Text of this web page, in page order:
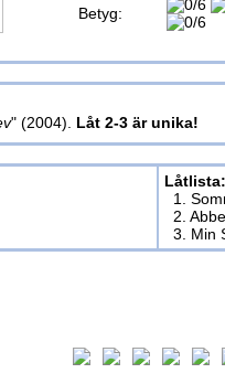
Betyg:
" (2004). Låt 2-3 är unika!
Låtlista:
1.
2.
3. Min